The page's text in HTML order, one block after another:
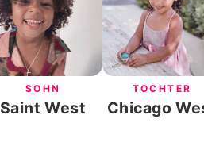
SOHN
Saint West
TOCHTER
Chicago